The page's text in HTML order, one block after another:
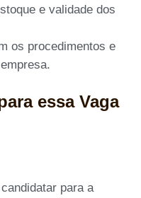
e validade dos
os procedimentos e
essa Vaga
para a